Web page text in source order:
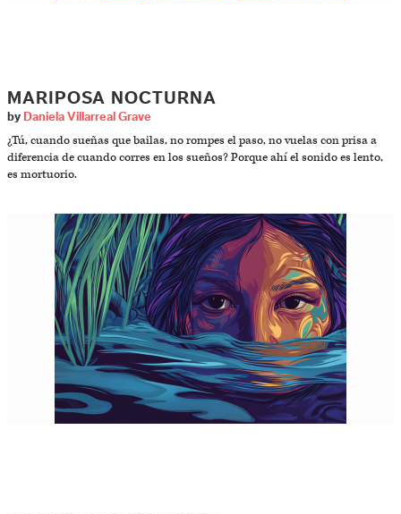
MARIPOSA NOCTURNA
by Daniela Villarreal Grave
¿Tú, cuando sueñas que bailas, no rompes el paso, no vuelas con prisa a
diferencia de cuando corres en los sueños? Porque ahí el sonido es lento,
es mortuorio.